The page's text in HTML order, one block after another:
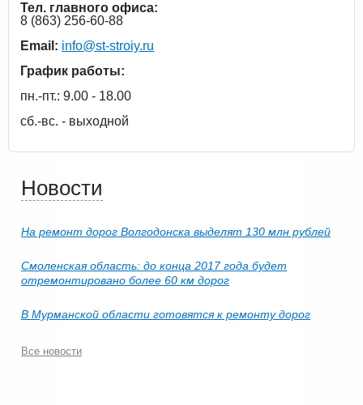
Тел. главного офиса:
8 (863) 256-60-88
Email: info@st-stroiy.ru
График работы:
пн.-пт.: 9.00 - 18.00
сб.-вс. - выходной
Новости
На ремонт дорог Волгодонска выделят 130 млн рублей
Смоленская область: до конца 2017 года будет
отремонтировано более 60 км дорог
В Мурманской области готовятся к ремонту дорог
Все новости